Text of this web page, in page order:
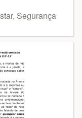
Segurança